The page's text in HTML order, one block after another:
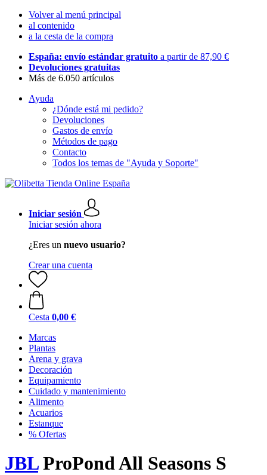
Volver al menú principal
al contenido
a la cesta de la compra
España: envío estándar gratuito a partir de 87,90 €
Devoluciones gratuitas
Más de 6.050 artículos
Ayuda
¿Dónde está mi pedido?
Devoluciones
Gastos de envío
Métodos de pago
Contacto
Todos los temas de "Ayuda y Soporte"
Iniciar sesión
Iniciar sesión ahora
¿Eres un nuevo usuario?
Crear una cuenta
Cesta 0,00 €
Marcas
Plantas
Arena y grava
Decoración
Equipamiento
Cuidado y mantenimiento
Alimento
Acuarios
Estanque
% Ofertas
JBLProPond All Seasons S